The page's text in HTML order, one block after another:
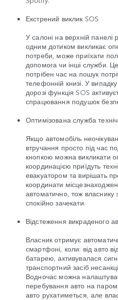
Екстрений виклик SOS
У салоні на верхній панелі
одним дотиком викликає
потреби, може приїхати
допомога чи інші служби.
потрібен час на пошук
телефонній книзі. У випадку
дорозі функція SOS
спрацювання подушок
Оптимізована служба
Якщо автомобіль
втручання просто під час
кнопкою можна викликати
координацією приїдуть
евакуатором та вирішать
координати
автоматично, тож
спокійно зачекати.
Відстеження викраденого
Власник отримує
смартфоні, коли: від авто
батарею, активувалася
транспортний засіб
Водночас можна
перебування авто на
авто рухатиметься, але